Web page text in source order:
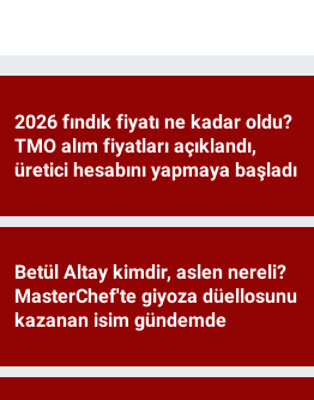
2026 fındık fiyatı ne kadar oldu?
TMO alım fiyatları açıklandı,
üretici hesabını yapmaya başladı
Betül Altay kimdir, aslen nereli?
MasterChef'te giyoza düellosunu
kazanan isim gündemde